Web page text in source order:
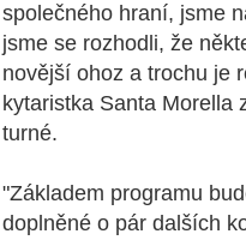
společného hraní, jsme
jsme se rozhodli, že
novější ohoz a trochu je
kytaristka Santa Morella
turné.
"Základem programu
doplněné o pár dalších